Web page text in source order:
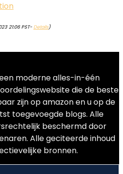
21:06 PST- Details)
moderne alles-in-één
die de beste
zijn op amazon en u op de
toegevoegde blogs. Alle
beschermd door
Alle geciteerde inhoud
bronnen.